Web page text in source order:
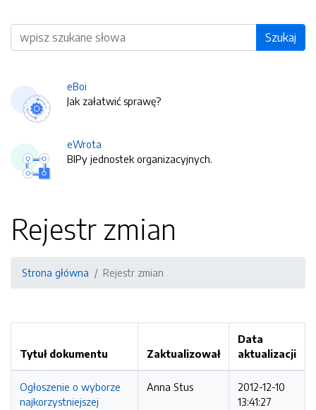
Wyszukiwarka Szukaj
eBoi
Jak załatwić sprawę?
eWrota
BIPy jednostek organizacyjnych.
Rejestr zmian
Strona główna Rejestr zmian
Tytuł dokumentu Zaktualizował
Data
aktualizacji
Ogłoszenie o wyborze
najkorzystniejszej
Anna Stus
2012-12-10
13:41:27